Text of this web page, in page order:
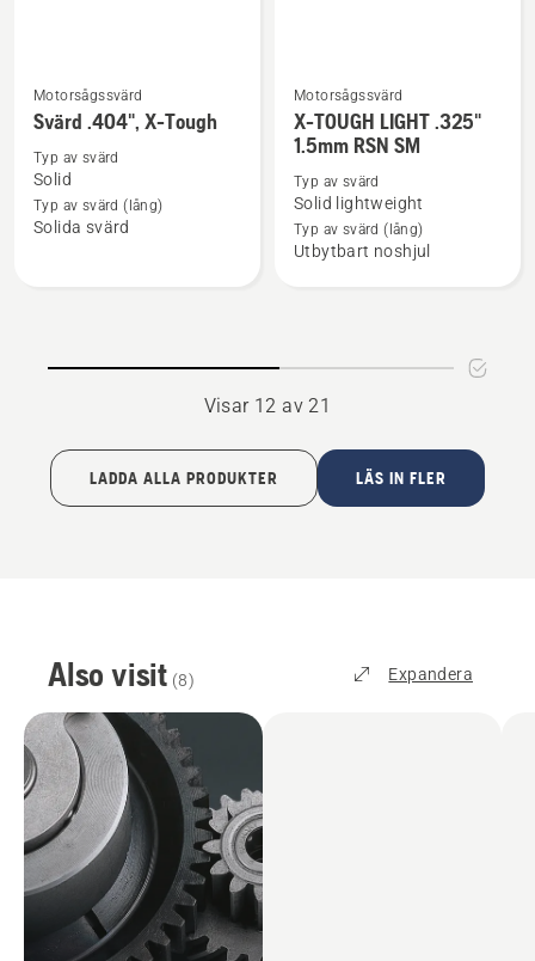
Se
mer
information
om
Svärd
Motorsågssvärd
Svärd .404", X-Tough
Typ av svärd
Solid
Typ av svärd (lång)
Solida svärd
Se
mer
information
om
TOUGH
Motorsågssvärd
X-TOUGH LIGHT .325"
1.5mm RSN SM
Typ av svärd
Solid lightweight
Typ av svärd (lång)
Utbytbart noshjul
Visar 12 av 21
LADDA ALLA PRODUKTER LÄS IN FLER
Also visit (8) Expandera